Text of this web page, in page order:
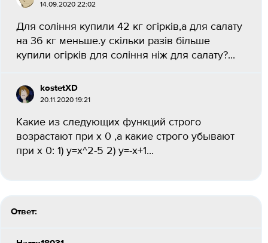
14.09.2020 22:02
Для соління купили 42 кг огірків,а для салату
на 36 кг меньше.у скільки разів більше
купили огірків для соління ніж для салату?...
kostetXD
20.11.2020 19:21
Какие из следующих функций строго
возрастают при х 0 ,а какие строго убывают
при х 0: 1) y=x^2-5 2) y=-x+1...
Ответ: